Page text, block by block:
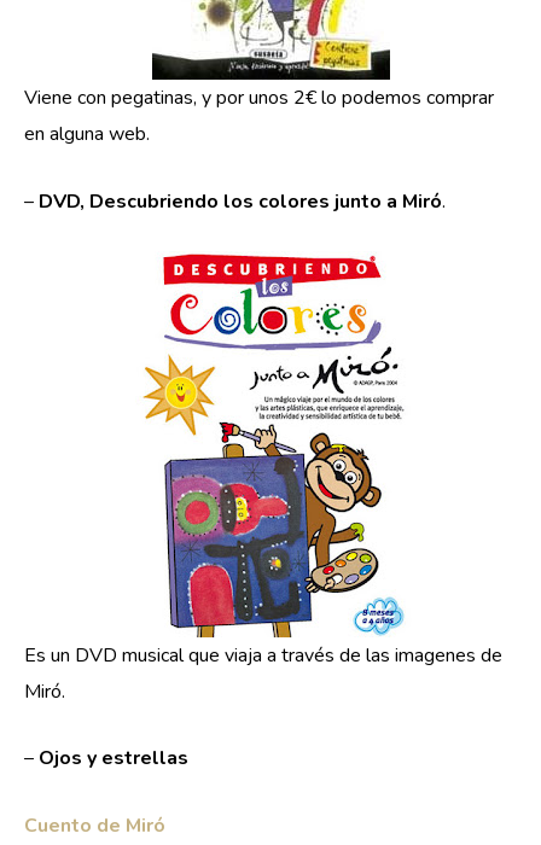
Viene con pegatinas, y por unos 2€ lo podemos comprar
en alguna web.
– DVD, Descubriendo los colores junto a Miró.
Es un DVD musical que viaja a través de las imagenes de
Miró.
– Ojos y estrellas
Cuento de Miró